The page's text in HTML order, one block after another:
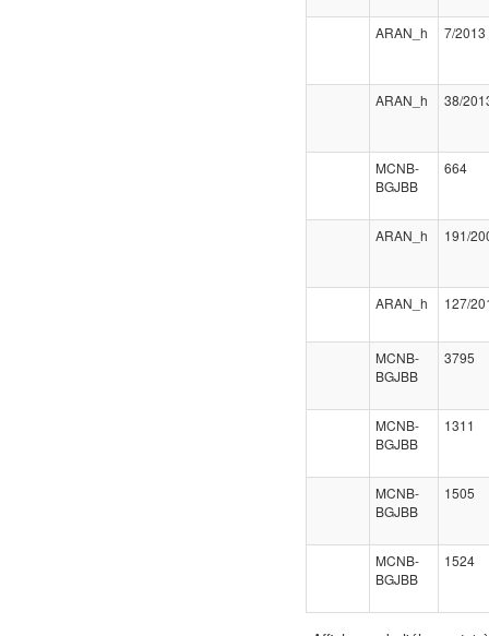
ARAN_h 7/2013
ARAN_h 38/
MCNB-
BGJBB
664
ARAN_h 191/
ARAN_h 127/
MCNB-
BGJBB
3795
MCNB-
BGJBB
1311
MCNB-
BGJBB
1505
MCNB-
BGJBB
1524